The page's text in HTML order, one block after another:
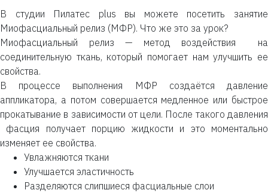
В студии Пилатес plus вы можете посетить занятие
Миофасциальный релиз (МФР). Что же это за урок?
Миофасциальный релиз — метод воздействия на
соединительную ткань, который помогает нам улучшить ее
свойства.
В процессе выполнения МФР создаётся давление
аппликатора, а потом совершается медленное или быстрое
прокатывание в зависимости от цели. После такого давления
фасция получает порцию жидкости и это моментально
изменяет ее свойства.
Увлажняются ткани
Улучшается эластичность
Разделяются слипшиеся фасциальные слои